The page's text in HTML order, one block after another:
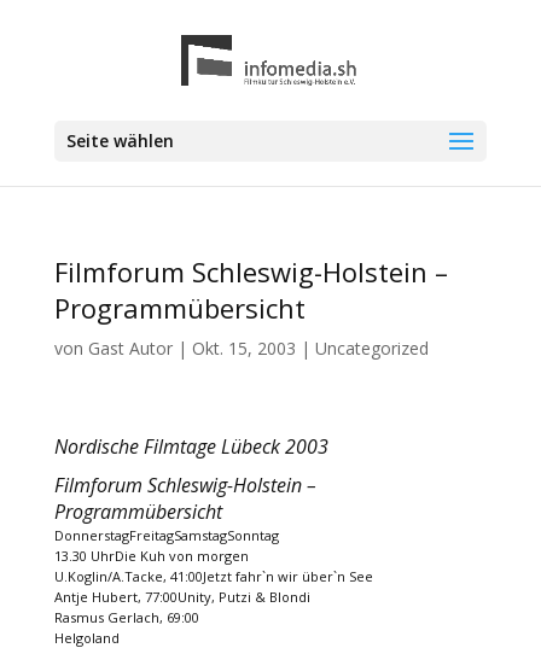
Seite wählen
Filmforum Schleswig-Holstein –
Programmübersicht
von Gast Autor| Okt. 15, 2003 | Uncategorized
Nordische Filmtage Lübeck 2003
Filmforum Schleswig-Holstein –
Programmübersicht
DonnerstagFreitagSamstagSonntag
13.30 UhrDie Kuh von morgen
U.Koglin/A.Tacke, 41:00Jetzt fahr`n wir über`n See
Antje Hubert, 77:00Unity, Putzi & Blondi
Rasmus Gerlach, 69:00
Helgoland